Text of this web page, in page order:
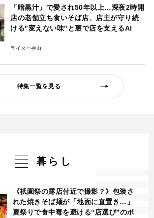
「暗黒汁」で愛され50年以上…深夜2時開
店の老舗立ち食いそば店、店主が守り続
ける"変えない味"と裏で店を支えるAI
ライター神山
特集一覧を見る
暮らし
《祇園祭の露店付近で撮影？》包装さ
れた焼きそば麺が「地面に直置き…」
夏祭りで食中毒を避ける“店選び”のポ